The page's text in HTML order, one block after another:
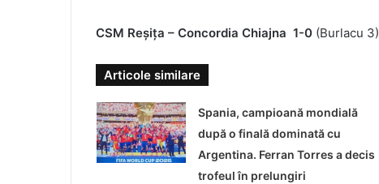
CSM Reşiţa – Concordia Chiajna 1-0 (Burlacu 3)
Articole similare
Spania, campioană mondială
după o finală dominată cu
Argentina. Ferran Torres a decis
trofeul în prelungiri